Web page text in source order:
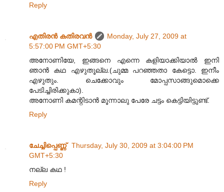
Reply
എതിരന്‍ കതിരവന്‍
Monday, July 27, 2009 at
5:57:00 PM GMT+5:30
അനോണിയേ, ഇങ്ങനെ എന്നെ കളിയാക്കിയാൽ ഇനി
ഞാൻ കഥ എഴുതൂല്ല.(ചുമ്മ പറഞ്ഞതാ കേട്ടൊ. ഇനീം
എഴുതും. ചെക്കോവും മോപ്പസാങ്ങുമൊക്കെ
പേടിച്ചിരിക്കുകാ).
അനോണി കമന്റിടാൻ മൂന്നാലു പേരേ ചട്ടം കെട്ടിയിട്ടുണ്ട്.
Reply
ചേച്ചിപ്പെണ്ണ്‍ Thursday, July 30, 2009 at 3:04:00 PM
GMT+5:30
നല്ല കഥ !
Reply